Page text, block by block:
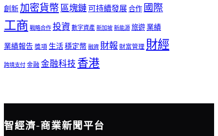
創新加密貨幣區塊鏈可持續發展合作國際
工商 戰略合作投資數字資產新加坡新能源旅遊業績
業績報告 獎項生活穩定幣融資 財報 財富管理 財經
跨境支付金融 金融科技 香港
智經濟-商業新聞平台